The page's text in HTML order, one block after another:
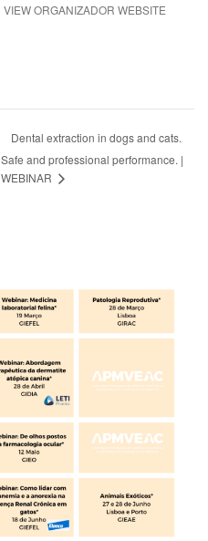
VIEW ORGANIZADOR WEBSITE
Dental extraction in dogs and cats.
Safe and professional performance. |
WEBINAR